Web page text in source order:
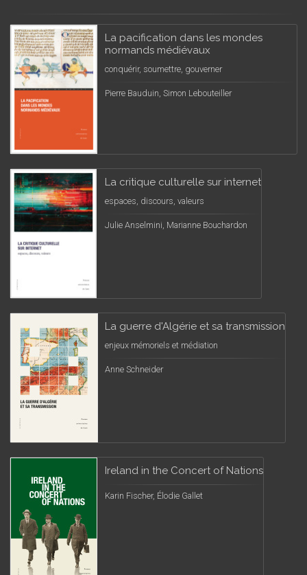
La pacification dans les mondes
normands médiévaux
conquérir, soumettre, gouverner
Pierre Bauduin, Simon Lebouteiller
La critique culturelle sur internet
espaces, discours, valeurs
Julie Anselmini, Marianne Bouchardon
La guerre d'Algérie et sa transmission
enjeux mémoriels et médiation
Anne Schneider
Ireland in the Concert of Nations
Karin Fischer, Élodie Gallet